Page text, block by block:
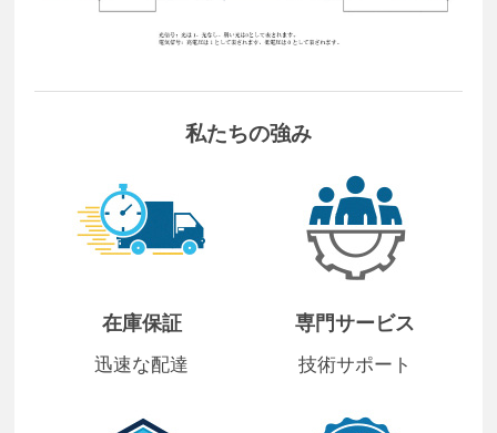
私たちの強み
在庫保証
迅速な配達
専門サービス
技術サポート